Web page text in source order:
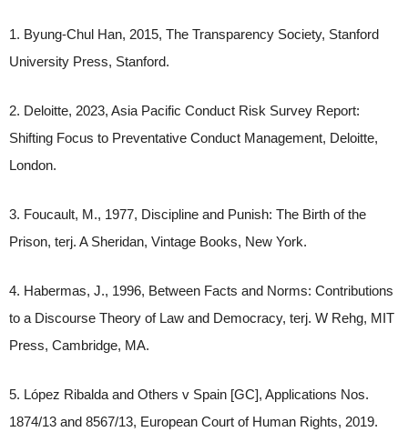
1. Byung-Chul Han, 2015, The Transparency Society, Stanford
University Press, Stanford.
2. Deloitte, 2023, Asia Pacific Conduct Risk Survey Report:
Shifting Focus to Preventative Conduct Management, Deloitte,
London.
3. Foucault, M., 1977, Discipline and Punish: The Birth of the
Prison, terj. A Sheridan, Vintage Books, New York.
4. Habermas, J., 1996, Between Facts and Norms: Contributions
to a Discourse Theory of Law and Democracy, terj. W Rehg, MIT
Press, Cambridge, MA.
5. López Ribalda and Others v Spain [GC], Applications Nos.
1874/13 and 8567/13, European Court of Human Rights, 2019.